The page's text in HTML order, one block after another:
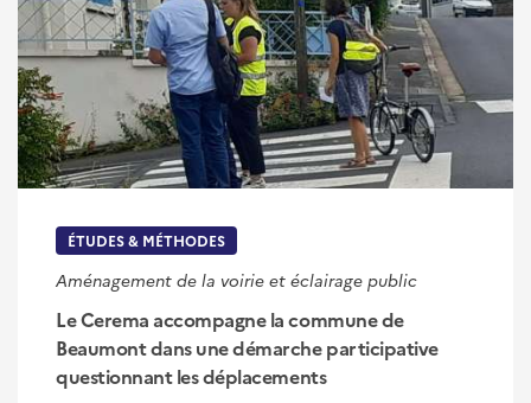
ÉTUDES & MÉTHODES
Aménagement de la voirie et éclairage public
Le Cerema accompagne la commune de
Beaumont dans une démarche participative
questionnant les déplacements